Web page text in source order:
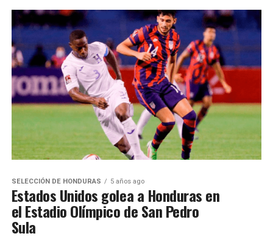
SELECCIÓN DE HONDURAS 5 años ago
Estados Unidos golea a Honduras en
el Estadio Olímpico de San Pedro
Sula